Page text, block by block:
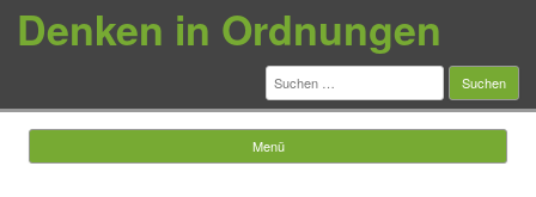
Denken in Ordnungen
Suchen
nach:
Menü